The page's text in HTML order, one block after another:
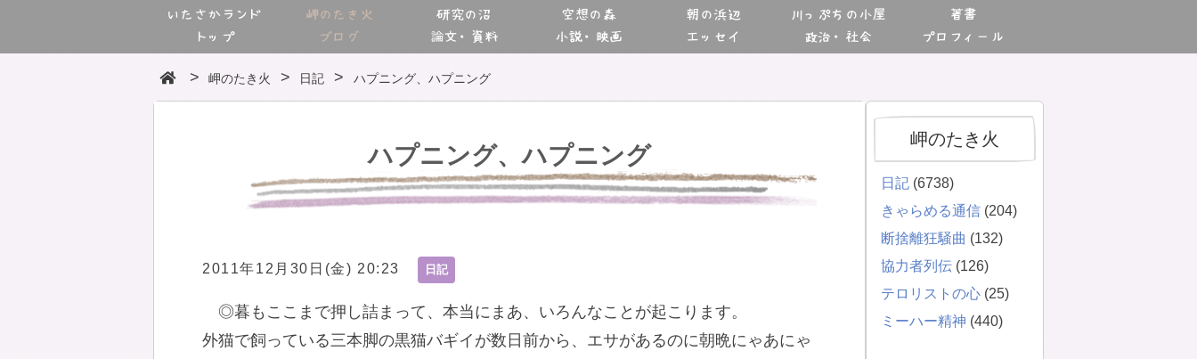
いたさかランド
トップ
岬のたき火
ブログ
研究の沼
論文・資料
空想の森
小説・映画
朝の浜辺
エッセイ
川っぷちの小屋
政治・社会
著書
プロフィール
岬のたき火 日記 ハプニング、ハプニング
ハプニング、ハプニング
2011年12月30日(金) 20:23 日記
◎暮もここまで押し詰まって、本当にまあ、いろんなことが起こります。
外猫で飼っている三本脚の黒猫バギイが数日前から、エサがあるのに朝晩にゃあにゃ
岬のたき火
日記 (6738)
きゃらめる通信 (204)
断捨離狂騒曲 (132)
協力者列伝 (126)
テロリストの心 (25)
ミーハー精神 (440)